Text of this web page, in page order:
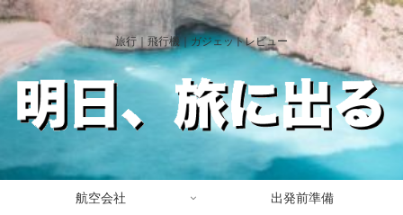
旅行｜飛行機｜ガジェットレビュー
航空会社 出発前準備